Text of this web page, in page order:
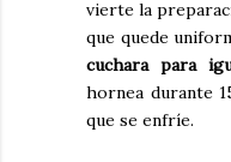
vierte la
que quede
cuchara para
hornea durante
que se enfríe.